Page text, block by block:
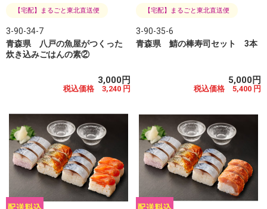
【宅配】まるごと東北直送便
3-90-34-7
青森県 八戸の魚屋がつくった
炊き込みごはんの素②
3,000円
税込価格 3,240 円
【宅配】まるごと東北直送便
3-90-35-6
青森県 鯖の棒寿司セット 3本
5,000円
税込価格 5,400 円